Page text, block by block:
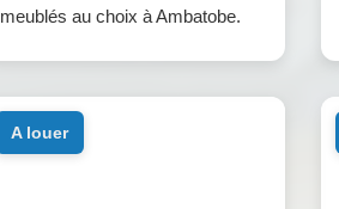
meublés au choix à Ambatobe.
a louer